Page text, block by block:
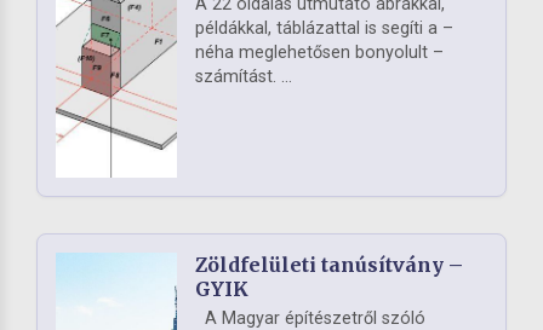
A 22 oldalas útmutató ábrákkal,
példákkal, táblázattal is segíti a –
néha meglehetősen bonyolult –
számítást. ...
Zöldfelületi tanúsítvány –
GYIK
A Magyar építészetről szóló